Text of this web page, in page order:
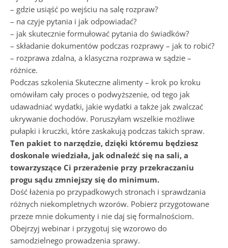
– gdzie usiąść po wejściu na salę rozpraw?
– na czyje pytania i jak odpowiadać?
– jak skutecznie formułować pytania do świadków?
– składanie dokumentów podczas rozprawy – jak to robić?
– rozprawa zdalna, a klasyczna rozprawa w sądzie –
różnice.
Podczas szkolenia Skuteczne alimenty – krok po kroku
omówiłam cały proces o podwyższenie, od tego jak
udawadniać wydatki, jakie wydatki a także jak zwalczać
ukrywanie dochodów. Poruszyłam wszelkie możliwe
pułapki i kruczki, które zaskakują podczas takich spraw.
Ten pakiet to narzędzie, dzięki któremu będziesz
doskonale wiedziała, jak odnaleźć się na sali, a
towarzyszące Ci przerażenie przy przekraczaniu
progu sądu zmniejszy się do minimum.
Dość łażenia po przypadkowych stronach i sprawdzania
różnych niekompletnych wzorów. Pobierz przygotowane
przeze mnie dokumenty i nie daj się formalnościom.
Obejrzyj webinar i przygotuj się wzorowo do
samodzielnego prowadzenia sprawy.